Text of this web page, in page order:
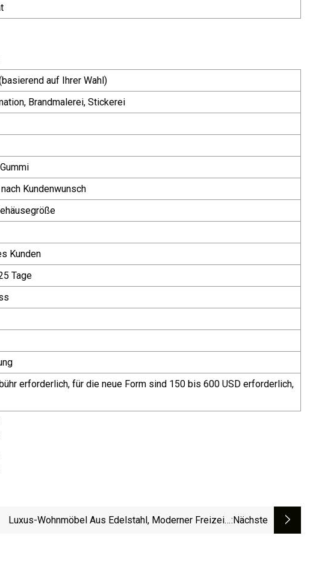
auf Ihrer Wahl)
Brandmalerei, Stickerei
Kundenwunsch
Kunden
Tage
erforderlich, für die neue Form sind 150 bis 600 USD erforderlich,
Luxus-Wohnmöbel Aus Edelstahl, Moderner Freizeit-:nächste